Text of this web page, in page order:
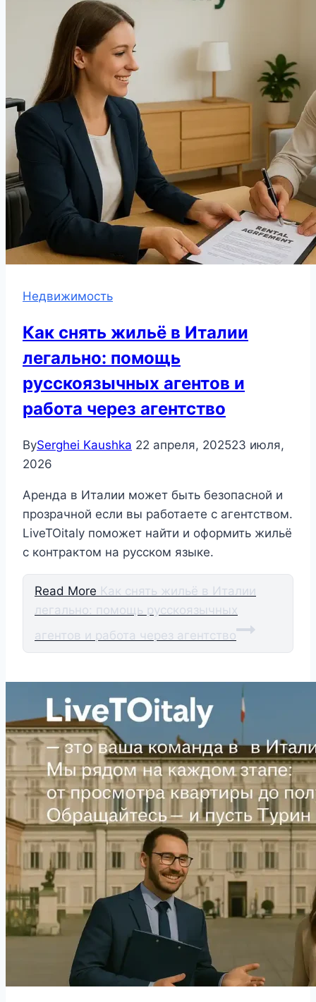
Недвижимость
Как снять жильё в Италии
легально: помощь
русскоязычных агентов и
работа через агентство
BySerghei Kaushka 22 апреля, 202523 июля,
2026
Аренда в Италии может быть безопасной и
прозрачной если вы работаете с агентством.
LiveTOitaly поможет найти и оформить жильё
с контрактом на русском языке.
Read More Как снять жильё в Италии
легально: помощь русскоязычных
агентов и работа через агентство